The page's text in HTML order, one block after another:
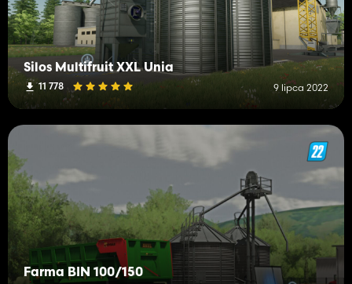
Silos Multifruit XXL Unia
11 778 9 lipca 2022
Farma BIN 100/150